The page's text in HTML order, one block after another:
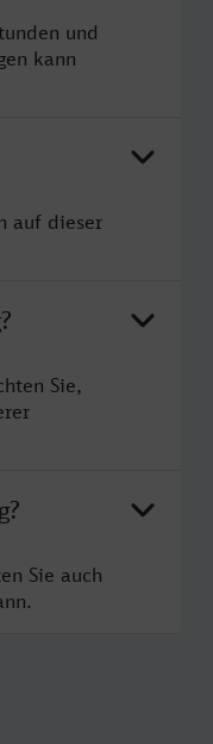
und
kann
auf dieser
Sie,
Sie auch